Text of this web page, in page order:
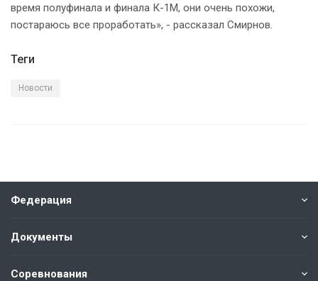
время полуфинала и финала К-1М, они очень похожи,
постараюсь все проработать», - рассказал Смирнов.
Теги
Новости
Федерация
Документы
Соревнования